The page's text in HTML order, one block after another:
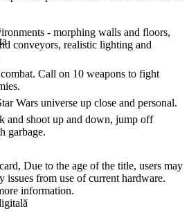
- morphing walls and floors,
conveyors, realistic lighting and
Call on 10 weapons to fight
Wars universe up close and personal.
and shoot up and down, jump off
garbage.
Due to the age of the title, users may
from use of current hardware.
information.